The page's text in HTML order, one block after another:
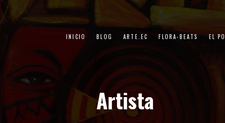
INICIO BLOG ARTE.EC FLORA-BEATS EL
Artista